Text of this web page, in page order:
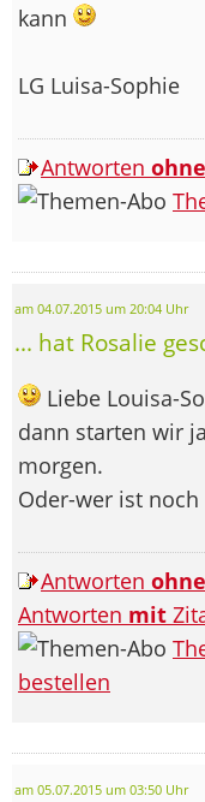
kann
LG Luisa-Sophie
Antworten ohne
am 04.07.2015 um 20:04 Uhr
... hat Rosalie
Liebe Louisa-
dann starten wir
morgen.
Oder-wer ist noch
Antworten ohne
Antworten mit
bestellen
am 05.07.2015 um 03:50 Uhr